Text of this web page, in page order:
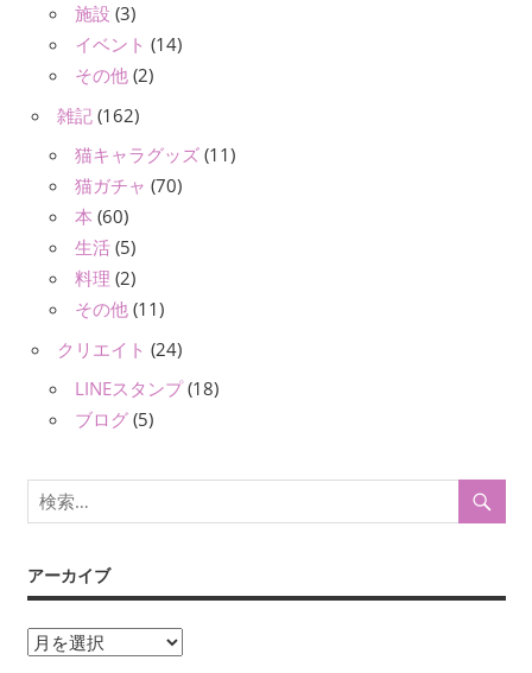
施設 (3)
イベント (14)
その他 (2)
雑記 (162)
猫キャラグッズ (11)
猫ガチャ (70)
本 (60)
生活 (5)
料理 (2)
その他 (11)
クリエイト (24)
LINEスタンプ(18)
ブログ (5)
アーカイブ
ア